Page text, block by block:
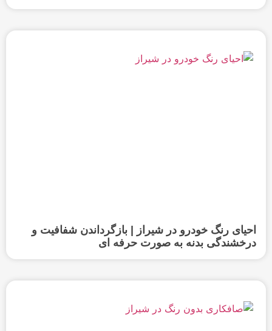
احیای رنگ خودرو در شیراز | بازگرداندن شفافیت و
درخشندگی بدنه به صورت حرفه‌ ای